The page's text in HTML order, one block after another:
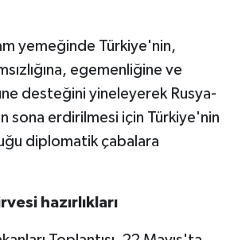
yemeğinde Türkiye'nin,
egemenliğine ve
desteğini yineleyerek Rusya-
sona erdirilmesi için Türkiye'nin
diplomatik çabalara
hazırlıkları